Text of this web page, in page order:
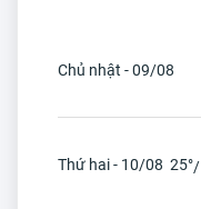
Chủ nhật - 09/08
Thứ hai - 10/08 25°/